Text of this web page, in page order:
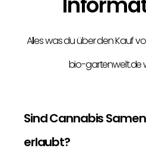
Alles was du über den Kauf
bio-gartenwelt.de
Sind Cannabis
erlaubt?